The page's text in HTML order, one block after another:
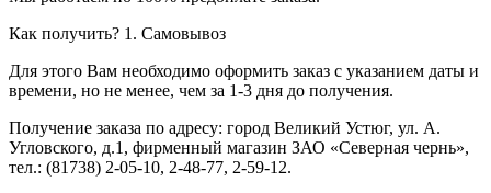
Как получить? 1. Самовывоз
Для этого Вам необходимо оформить заказ с указанием даты и
времени, но не менее, чем за 1-3 дня до получения.
Получение заказа по адресу: город Великий Устюг, ул. А.
Угловского, д.1, фирменный магазин ЗАО «Северная чернь»,
тел.: (81738) 2-05-10, 2-48-77, 2-59-12.